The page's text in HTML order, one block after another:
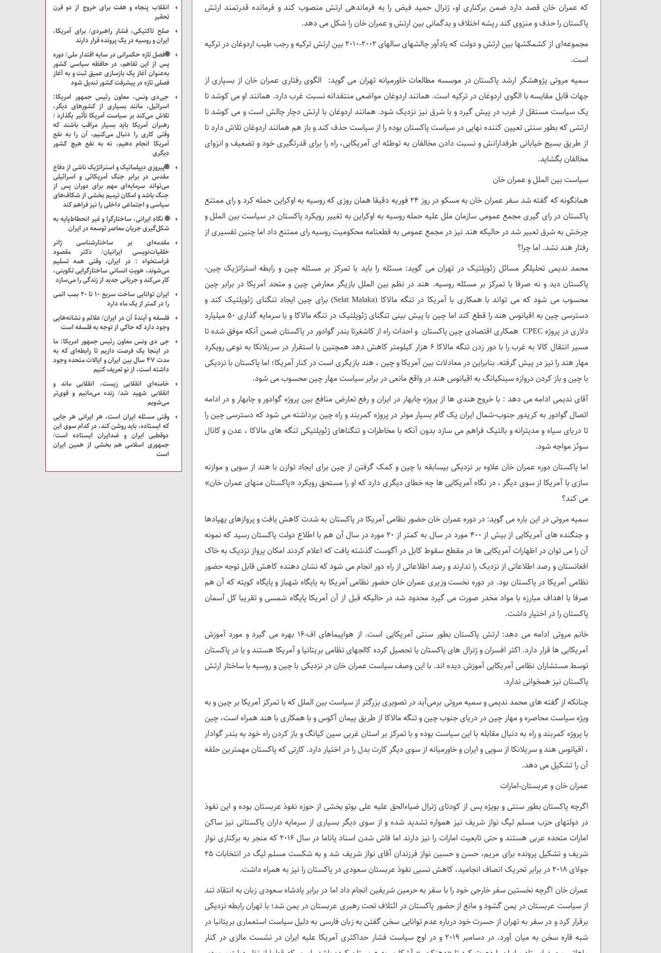
که عمران خان قصد دارد ضمن برکناری او، ژنرال حمید فیض را به فرماندهی ارتش منصوب کند و فرمانده قدرتمند ارتش
پاکستان را حذف و منزوی کند ریشه اختلاف و بدگمانی بین ارتش و عمران خان را شکل می دهد.
مجموعه‌ای از کشمکشها بین ارتش و دولت که یادآور چالشهای سالهای ۲۰۰۲-۲۰۱۰ بین ارتش ترکیه و رجب طیب اردوغان در ترکیه
است.
سمیه مروتی پژوهشگر ارشد پاکستان در موسسه مطالعات خاورمیانه تهران می گوید: الگوی رفتاری عمران خان از بسیاری از
جهات قابل مقایسه با الگوی اردوغان در ترکیه است. همانند اردوغان مواضعی منتقدانه نسبت غرب دارد. همانند او می کوشد تا
یک سیاست مستقل از غرب در پیش گیرد و با شرق نیز نزدیک شود. همانند اردوغان با ارتش دچار چالش است و می کوشد تا
ارتشی که بطور سنتی تعیین کننده نهایی در سیاست پاکستان بوده را از سیاست حذف کند و باز هم همانند اردوغان تلاش دارد تا
از طریق بسیج خیابانی طرفدارانش و نسبت دادن مخالفان به توطئه ای آمریکایی، راه را برای قدرتگیری خود و تضعیف و انزوای
مخالفان بگشاید.
سیاست بین الملل و عمران خان
همانگونه که گفته شد سفر عمران خان به مسکو در روز ۲۴ فوریه دقیقا همان روزی که روسیه به اوکراین حمله کرد و رای ممتنع
پاکستان در رای گیری مجمع عمومی سازمان ملل علیه حمله روسیه به اوکراین به تغییر رویکرد پاکستان در سیاست بین الملل و
چرخش به شرق تعبیر شد در حالیکه هند نیز در مجمع عمومی به قطعنامه محکومیت روسیه رای ممتنع داد اما چنین تفسیری از
رفتار هند نشد. اما چرا؟
محمد ندیمی تحلیلگر مسائل ژئوپلتیک در تهران می گوید: مسئله را باید با تمرکز بر مسئله چین و رابطه استراتژیک چین-
پاکستان دید و نه صرفا با تمرکز بر مسئله روسیه. هند در نظم بین الملل بازیگر معارض چین و متحد آمریکا در برابر چین
محسوب می شود که می تواند با همکاری با آمریکا در تنگه مالاکا (Selat Malaka) برای چین ایجاد تنگنای ژئوپلتیک کند و
دسترسی چین به اقیانوس هند را قطع کند اما چین با پیش بینی تنگنای ژئوپلتیک در تنگه مالاکا و با سرمایه گذاری ۵۰ میلیارد
دلاری در پروژه CPEC همکاری اقتصادی چین پاکستان و احداث راه از کاشغرتا بندر گوادور در پاکستان ضمن آنکه موفق شده تا
مسیر انتقال کالا به غرب را با دور زدن تنگه مالاکا ۶ هزار کیلومتر کاهش دهد همچنین با استقرار در سریلانکا به نوعی رویکرد
مهار هند را نیز در پیش گرفته. بنابراین در معادلات بین آمریکا و چین ، هند بازیگری است در کنار آمریکا؛ اما پاکستان با نزدیکی
با چین و باز کردن دروازه سینکیانگ به اقیانوس هند در واقع مانعی در برابر سیاست مهار چین محسوب می شود.
آقای ندیمی ادامه می دهد : با خروج هندی ها از پروژه چابهار در ایران و رفع تعارض منافع بین پروژه گوادور و چابهار و در ادامه
اتصال گوادور به کریدور جنوب-شمال ایران یک گام بسیار موثر در پروژه کمربند و راه چین برداشته می شود که دسترسی چین را
تا دریای سیاه و مدیترانه و بالتیک فراهم می سازد بدون آنکه با مخاطرات و تنگناهای ژئوپلتیکی تنگه های مالاکا ، عدن و کانال
سوئز مواجه شود.
اما پاکستان دوره عمران خان علاوه بر نزدیکی بیسابقه با چین و کمک گرفتن از چین برای ایجاد توازن با هند از سویی و موازنه
سازی با آمریکا از سوی دیگر ، در نگاه آمریکایی ها چه خطای دیگری دارد که او را مستحق رویکرد «پاکستان منهای عمران خان»
می کند؟
سمیه مروتی در این باره می گوید: در دوره عمران خان حضور نظامی آمریکا در پاکستان به شدت کاهش یافت و پروازهای پهپادها
و جنگنده های آمریکایی از بیش از ۴۰۰ مورد در سال به کمتر از ۲۰ مورد در سال آن هم با اطلاع دولت پاکستان رسید که نمونه
آن را می توان در اظهارات آمریکایی ها در مقطع سقوط کابل در آگوست گذشته یافت که اعلام کردند امکان پرواز نزدیک به خاک
افغانستان و رصد اطلاعاتی از نزدیک را ندارند و رصد اطلاعاتی از راه دور انجام می شود که نشان دهنده کاهش قابل توجه حضور
نظامی آمریکا در پاکستان بود. در دوره نخست وزیری عمران خان حضور نظامی آمریکا به پایگاه شهباز و پایگاه کویته که آن هم
صرفا با اهداف مبارزه با مواد مخدر صورت می گیرد محدود شد در حالیکه قبل از آن آمریکا پایگاه شمسی و تقریبا کل آسمان
پاکستان را در اختیار داشت.
خانم مروتی ادامه می دهد: ارتش پاکستان بطور سنتی آمریکایی است. از هواپیماهای اف-۱۶ بهره می گیرد و مورد آموزش
آمریکایی ها قرار دارد. اکثر افسران و ژنرال های پاکستان یا تحصیل کرده کالجهای نظامی بریتانیا و آمریکا هستند و یا در پاکستان
توسط مستشاران نظامی آمریکایی آموزش دیده اند. با این وصف سیاست عمران خان در نزدیکی با چین و روسیه با ساختار ارتش
پاکستان نیز همخوانی ندارد.
چنانکه از گفته های محمد ندیمی و سمیه مروتی برمی‌آید در تصویری بزرگتر از سیاست بین الملل که با تمرکز آمریکا بر چین و به
ویژه سیاست محاصره و مهار چین در دریای جنوب چین و تنگه مالاکا از طریق پیمان آکوس و با همکاری با هند همراه است، چین
با پروژه کمربند و راه به دنبال مقابله با این سیاست بوده و با تمرکز بر استان غربی سین کیانگ و باز کردن راه خود به بندر گوادار
، اقیانوس هند و سریلانکا از سویی و ایران و خاورمیانه از سوی دیگر کارت بدل را در اختیار دارد. کارتی که پاکستان مهمترین حلقه
آن را تشکیل می دهد.
عمران خان و عربستان-امارات
اگرچه پاکستان بطور سنتی و بویژه پس از کودتای ژنرال ضیاءالحق علیه علی بوتو بخشی از حوزه نفوذ عربستان بوده و این نفوذ
در دولتهای حزب مسلم لیگ نواز شریف نیز همواره تشدید شده و از سوی دیگر بسیاری از سرمایه داران پاکستانی نیز ساکن
امارات متحده عربی هستند و حتی تابعیت امارات را نیز دارند اما فاش شدن اسناد پاناما در سال ۲۰۱۶ که منجر به برکناری نواز
شریف و تشکیل پرونده برای مریم، حسن و حسین نواز فرزندان آقای نواز شریف شد و به شکست مسلم لیگ در انتخابات ۲۵
جولای ۲۰۱۸ در برابر تحریک انصاف انجامید، کاهش نسبی نفوذ عربستان سعودی در پاکستان را نیز به همراه داشت.
عمران خان اگرچه نخستین سفر خارجی خود را با سفر به حرمین شریفین انجام داد اما در برابر پادشاه سعودی زبان به انتقاد تند
از سیاست عربستان در یمن گشود و مانع از حضور پاکستان در ائتلاف تحت رهبری عربستان در یمن شد؛ با تهران رابطه نزدیکی
برقرار کرد و در سفر به تهران از حسرت خود درباره عدم توانایی سخن گفتن به زبان فارسی به دلیل سیاست استعماری بریتانیا در
شبه قاره سخن به میان آورد. در دسامبر ۲۰۱۹ و در اوج سیاست فشار حداکثری آمریکا علیه ایران در نشست مالزی در کنار
انقلاب پنجاه و هفت برای خروج از دو قرن
تحقیر
صلح تاکتیکی، فشار راهبردی/ برای آمریکا،
ایران و روسیه در یک پرونده قرار دارند
🌐فصل تازه حکمرانی در سایه اقتدار ملی/ دوره
پس از این تفاهم، در حافظه سیاسی کشور
به‌عنوان آغاز یک بازسازی عمیق ثبت و به آغاز
فصلی تازه در پیشرفت کشور تبدیل شود
جی‌دی ونس، معاون رئیس جمهور امریکا:
اسرائیل، مانند بسیاری از کشور‌های دیگر،
تلاش می‌کند بر سیاست آمریکا تأثیر بگذارد /
رهبران آمریکا باید بسیار مراقب باشند که
وقتی کاری را دنبال می‌کنیم، آن را به نفع
آمریکا انجام دهیم، نه به نفع هیچ کشور
دیگری
🌐پیروزی دیپلماتیک و استراتژیک ناشی از دفاع
مقدس در برابر جنگ آمریکائی و اسرائیلی
می‌تواند سرمایه‌ای مهم برای دوران پس از
جنگ باشد و امکان ترمیم بخشی از شکاف‌های
سیاسی و اجتماعی داخلی را نیز فراهم کند
🌐 نگاهِ ایرانی، ساختارگرا و غیر انحطاط‌پایه به
شکل‌گیری جریان معاصر توسعه در ایران
مقدمه‌ای بر ساختارشناسی ژانر
خلقیات‌نویسی ایرانیان/ دکتر مقصود
فراستخواه : در ایران، وقتی همه تسلیم
می‌شوند، هویتِ انسانیِ ساختارگرایی تکوینی،
کار می‌کند و جریانی جدید از زندگی را می‌سازد
ایران توانایی ساخت سریع ۱۰ تا ۲۰ بمب اتمی
را در کمتر از یک ماه دارد
فلسفه و آیندۀ آن در ایران/ علائم و نشانه‌هایی
وجود دارد که حاکی از توجه به فلسفه است
جی دی ونس معاون رئیس جمهور امریکا: ما
در اینجا یک فرصت داریم تا رابطه‌ای که به
مدت ۴۷ سال بین ایران و ایالات متحده وجود
داشته است، از نو تعریف کنیم
خامنه‌ای انقلابی زیست، انقلابی ماند و
انقلابی شهید شد/ زنده می‌مانیم و قوی‌تر
می‌شویم
وقتی مسئله ایران است، هر ایرانی هر جایی
که ایستاده، باید روشن کند، در کدام سوی این
دوقطبی ایران و ضدایران ایستاده است/
جمهوری اسلامی هم بخشی از همین ایران
است